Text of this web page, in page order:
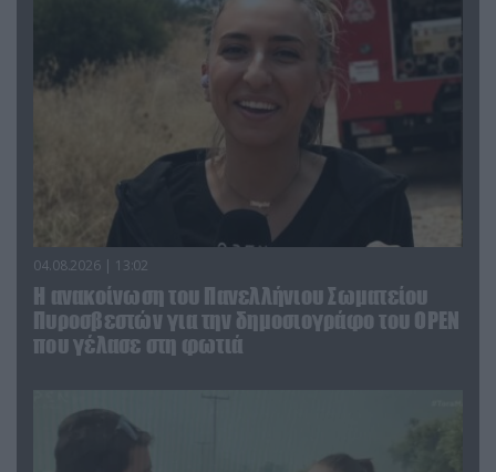
04.08.2026 | 13:02
Η ανακοίνωση του Πανελλήνιου Σωματείου
Πυροσβεστών για την δημοσιογράφο του OPEN
που γέλασε στη φωτιά